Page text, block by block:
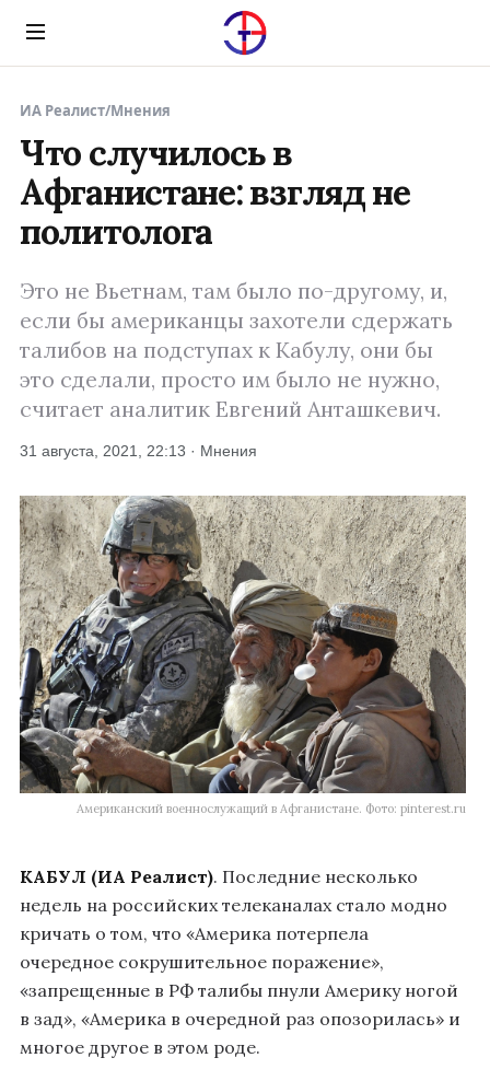
Menu
ИА Реалист/Мнения
Что случилось в
Афганистане: взгляд не
политолога
Это не Вьетнам, там было по-другому, и,
если бы американцы захотели сдержать
талибов на подступах к Кабулу, они бы
это сделали, просто им было не нужно,
считает аналитик Евгений Анташкевич.
31 августа, 2021, 22:13 · Мнения
Американский военнослужащий в Афганистане. Фото: pinterest.ru
КАБУЛ (ИА Реалист). Последние несколько
недель на российских телеканалах стало модно
кричать о том, что «Америка потерпела
очередное сокрушительное поражение»,
«запрещенные в РФ талибы пнули Америку ногой
в зад», «Америка в очередной раз опозорилась» и
многое другое в этом роде.